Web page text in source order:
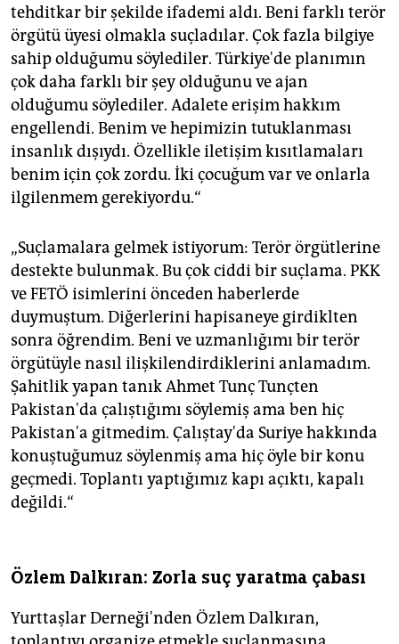
tehditkar bir şekilde ifademi aldı. Beni farklı terör
örgütü üyesi olmakla suçladılar. Çok fazla bilgiye
sahip olduğumu söylediler. Türkiye'de planımın
çok daha farklı bir şey olduğunu ve ajan
olduğumu söylediler. Adalete erişim hakkım
engellendi. Benim ve hepimizin tutuklanması
insanlık dışıydı. Özellikle iletişim kısıtlamaları
benim için çok zordu. İki çocuğum var ve onlarla
ilgilenmem gerekiyordu.“
„Suçlamalara gelmek istiyorum: Terör örgütlerine
destekte bulunmak. Bu çok ciddi bir suçlama. PKK
ve FETÖ isimlerini önceden haberlerde
duymuştum. Diğerlerini hapisaneye girdiklten
sonra öğrendim. Beni ve uzmanlığımı bir terör
örgütüyle nasıl ilişkilendirdiklerini anlamadım.
Şahitlik yapan tanık Ahmet Tunç Tunçten
Pakistan'da çalıştığımı söylemiş ama ben hiç
Pakistan'a gitmedim. Çalıştay'da Suriye hakkında
konuştuğumuz söylenmiş ama hiç öyle bir konu
geçmedi. Toplantı yaptığımız kapı açıktı, kapalı
değildi.“
Özlem Dalkıran: Zorla suç yaratma çabası
Yurttaşlar Derneği'nden Özlem Dalkıran,